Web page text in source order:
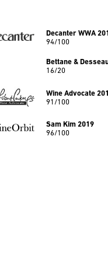
Decanter WWA
94/100
Bettane &
16/20
Wine Advocate
91/100
Sam Kim 2019
96/100